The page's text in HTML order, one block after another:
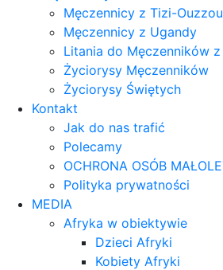
Męczennicy z Tizi-Ouzzou
Męczennicy z Ugandy
Litania do Męczenników
Życiorysy Męczenników
Życiorysy Świętych
Kontakt
Jak do nas trafić
Polecamy
OCHRONA OSÓB
Polityka prywatności
MEDIA
Afryka w obiektywie
Dzieci Afryki
Kobiety Afryki